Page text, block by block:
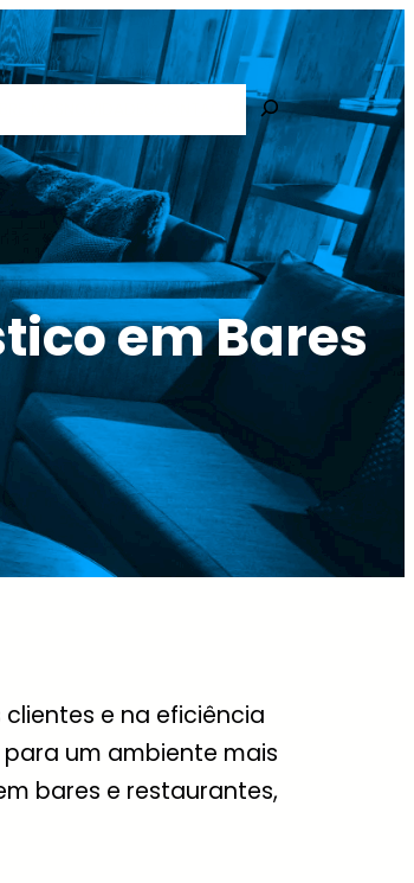
Pesquisar
em Bares
e na eficiência
um ambiente mais
bares e restaurantes,